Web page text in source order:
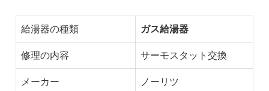
給湯器の種類 ガス給湯器
修理の内容 サーモスタット交換
メーカー ノーリツ